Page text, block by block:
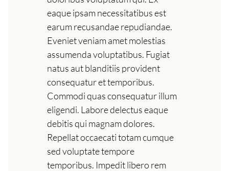
eaque ipsam necessitatibus est
earum recusandae repudiandae.
Eveniet veniam amet molestias
assumenda voluptatibus. Fugiat
natus aut blanditiis provident
consequatur et temporibus.
Commodi quas consequatur illum
eligendi. Labore delectus eaque
debitis qui magnam dolores.
Repellat occaecati totam cumque
sed voluptate tempore
temporibus. Impedit libero rem